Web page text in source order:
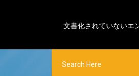
文書化されていないエ